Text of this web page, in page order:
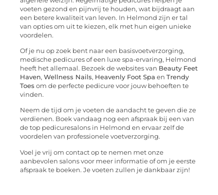
voeten gezond en pijnvrij te houden, wat bijdraagt aan
een betere kwaliteit van leven. In Helmond zijn er tal
van opties om uit te kiezen, elk met hun eigen unieke
voordelen.
Of je nu op zoek bent naar een basisvoetverzorging,
medische pedicures of een luxe spa-ervaring, Helmond
heeft het allemaal. Bezoek de websites van Beauty Feet
Haven, Wellness Nails, Heavenly Foot Spa en Trendy
Toes om de perfecte pedicure voor jouw behoeften te
vinden.
Neem de tijd om je voeten de aandacht te geven die ze
verdienen. Boek vandaag nog een afspraak bij een van
de top pedicuresalons in Helmond en ervaar zelf de
voordelen van professionele voetverzorging.
Voel je vrij om contact op te nemen met onze
aanbevolen salons voor meer informatie of om je eerste
afspraak te boeken. Je voeten zullen je dankbaar zijn!